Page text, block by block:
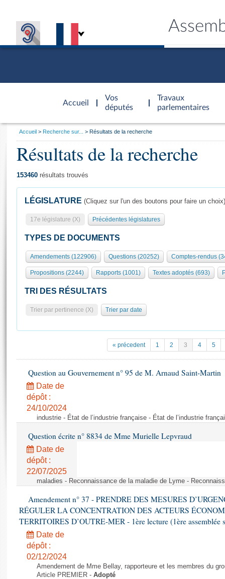
Accueil
d'accueil
Vos
députés
Travaux
parlementaires
Présidence
577 députés
Groupes politiques
Séance publique
Commissions et autres organes
Europe et International
Pétitions
Projets de loi
Propositions de loi
Amendements
Textes adoptés
Rapports d'information
Rapports d'enquête
Rapports législatifs
Dossiers législatifs
Budget et sécurité sociale
Questions écrites et orales
Comptes rendus des débats
Général
Rôle et pouvoirs de l'Assemblée
Organisation de l'Assemblée
Présidence Conférence des Présidents Bureau Collège des
Statistiques et chiffres clés
Documents de référence
( Constitution | Règlement de l'Assemblée ... )
Histoire
Juniors
Anciennes législatures
Liens vers les sites publics
Visiter l'Assemblée
Visite virtuelle du palais Bourbon
Assister à une séance
Contacts et plan d'accès
Photos libres de droit
Vous
Accueil Recherche sur... Résultats de la recherche
Résultats de la recherche
153460 résultats trouvés
LÉGISLATURE (Cliquez sur l'un des boutons pour faire un choix)
17e législature (X) Précédentes législatures
TYPES DE DOCUMENTS
Amendements (122906) Questions (20252) Comptes-rendus
Propositions (2244) Rapports (1001) Textes adoptés (693)
TRI DES RÉSULTATS
Trier par pertinence (X) Trier par date
« précedent 1 2 3 4 5
Question au Gouvernement n° 95 de M. Arnaud Saint-Martin
Date de
dépôt :
24/10/2024
industrie - État de l’industrie française - État de l’industrie
Question écrite n° 8834 de Mme Murielle Lepvraud
Date de
dépôt :
22/07/2025
maladies - Reconnaissance de la maladie de Lyme -
Amendement n° 37 - PRENDRE DES MESURES
RÉGULER LA CONCENTRATION DES ACTEURS
TERRITOIRES D’OUTRE-MER - 1ère lecture (1ère assemblée
Date de
dépôt :
02/12/2024
Amendement de Mme Bellay, rapporteure et les membres du
Article PREMIER - Adopté